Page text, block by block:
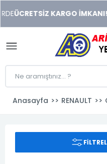
xonusu
veren
sitolar
ÜCRETSİZ KARGO İMKANI!
Anasayfa RENAULT